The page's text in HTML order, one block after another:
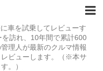
車を試乗してレビューす
訪れ、10年間で累計600
理人が最新のクルマ情報
ビューします。（※本サ
。）